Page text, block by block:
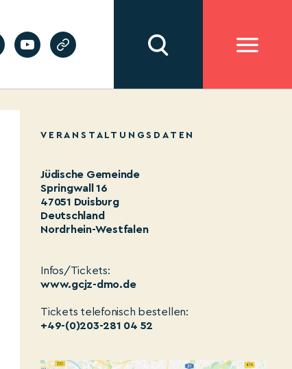
VERANSTALTUNGSDATEN
Jüdische Gemeinde
Springwall 16
47051 Duisburg
Deutschland
Nordrhein-Westfalen
Infos/Tickets:
www.gcjz-dmo.de
Tickets telefonisch bestellen:
+49-(0)203-281 04 52